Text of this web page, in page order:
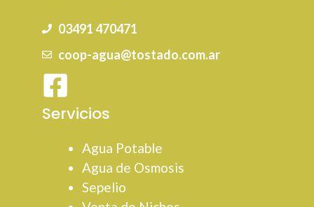
03491 470471
coop-agua@tostado.com.ar
Servicios
Agua Potable
Agua de Osmosis
Sepelio